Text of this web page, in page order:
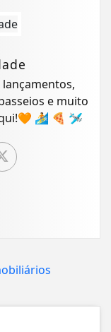
lançamentos,
e muito
🏄 🍕 🛩